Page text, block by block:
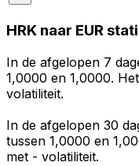
HRK naar EUR
In de afgelopen 7
1,0000 en 1,0000.
volatiliteit.
In de afgelopen 30
tussen 1,0000 en
met - volatiliteit.